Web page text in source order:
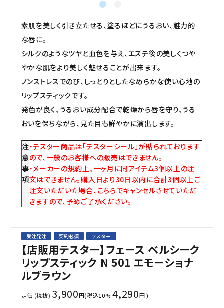
特定商取引法について
お問い合わせ
素肌を美しく引き立たせる、塗るほどにうるおい、魅力的
な唇に。
シルクのようなツヤと血色を与え、エステ後の美しくつや
やかな肌をより美しく魅せることが出来ます。
ノンストレスでのび、しっとりとしたなめらかな使い心地の
リップスティックです。
発色が良く、うるおい成分配合で乾燥から唇を守り、うる
おいを保ちながら、見た目も鮮やかに演出します。
注
意
事
項
・テスター商品は「テスターシール」が貼られております
ので、一般のお客様への販売はできません。
・メーカーの規約上、一ヶ月に同アイテム3個以上の注
文はできません。購入日より30日以内に合計3個以上ご
注文いただいた場合、こちらでキャンセルさせていただ
きますので、予めご了承ください。
受注発注 契約必須 テスター
【店販用テスター】フェース ベルシーク
リップスティック N 501 エモーショナ
ルブラウン
定価 (税抜) 3,900円(税込10%4,290円 )